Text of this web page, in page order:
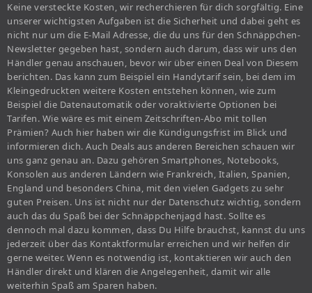
Keine versteckte Kosten, wir recherchieren für dich sorgfältig. Eine
unserer wichtigsten Aufgaben ist die Sicherheit und dabei geht es
nicht nur um die E-Mail Adresse, die du uns für den Schnäppchen-
Newsletter gegeben hast, sondern auch darum, dass wir uns den
Händler genau anschauen, bevor wir über einen Deal von Diesem
berichten. Das kann zum Beispiel ein Handytarif sein, bei dem im
Kleingedruckten weitere Kosten entstehen können, wie zum
Beispiel die Datenautomatik oder voraktivierte Optionen bei
Tarifen. Wie wäre es mit einem Zeitschriften-Abo mit tollen
Prämien? Auch hier haben wir die Kündigungsfrist im Blick und
informieren dich. Auch Deals aus anderen Bereichen schauen wir
uns ganz genau an. Dazu gehören Smartphones, Notebooks,
Konsolen aus anderen Ländern wie Frankreich, Italien, Spanien,
England und besonders China, mit den vielen Gadgets zu sehr
guten Preisen. Uns ist nicht nur der Datenschutz wichtig, sondern
auch das du Spaß bei der Schnäppchenjagd hast. Sollte es
dennoch mal dazu kommen, dass Du Hilfe brauchst, kannst du uns
jederzeit über das Kontaktformular erreichen und wir helfen dir
gerne weiter. Wenn es notwendig ist, kontaktieren wir auch den
Händler direkt und klären die Angelegenheit, damit wir alle
weiterhin Spaß am Sparen haben.